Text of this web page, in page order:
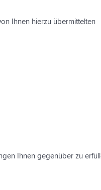
Ihnen hierzu übermittelten
Ihnen gegenüber zu